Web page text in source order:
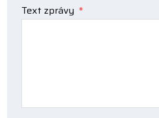
Text zprávy *